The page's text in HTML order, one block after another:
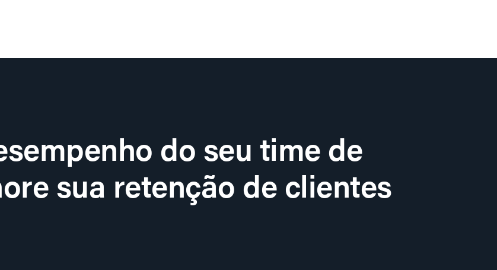
do seu time de
sua retenção de clientes